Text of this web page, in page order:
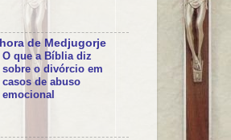
de Medjugorje
O que a Bíblia diz
sobre o divórcio em
casos de abuso
emocional